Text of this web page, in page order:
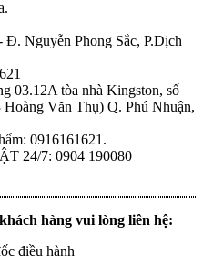
Nguyễn Phong Sắc, P.Dịch
03.12A tòa nhà Kingston, số
Văn Thụ) Q. Phú Nhuận,
0916161621.
24/7: 0904 190080
hàng vui lòng liên hệ:
điều hành